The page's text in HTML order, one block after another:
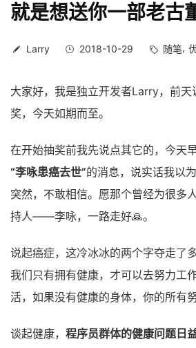
就是想送你一部老古
Larry 2018-10-29 随笔
大家好，我是独立开发者Larry，前天
奖，今天如期而至。
在开始抽奖前我先说点其它的，今天
“李咏患癌去世”的消息，说实话我以
突然，不敢相信。愿那个曾经为很多
持人——李咏，一路走好🙏。
说起癌症，这冷冰冰的两个字夺走了
我们只有拥有健康，才可以去努力工
活，如果没有健康的身体，你的所有
谈起健康， 程序员群体的健康问题日